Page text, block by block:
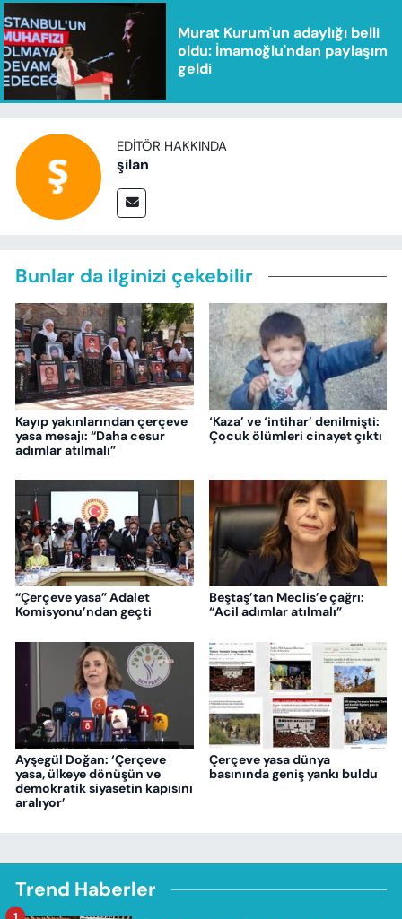
Murat Kurum'un adaylığı belli
oldu: İmamoğlu'ndan paylaşım
geldi
EDITÖR HAKKINDA
şilan
Bunlar da ilginizi çekebilir
Kayıp yakınlarından çerçeve
yasa mesajı: “Daha cesur
adımlar atılmalı”
‘Kaza’ ve ‘intihar’ denilmişti:
Çocuk ölümleri cinayet çıktı
“Çerçeve yasa” Adalet
Komisyonu’ndan geçti
Beştaş’tan Meclis’e çağrı:
“Acil adımlar atılmalı”
Ayşegül Doğan: ‘Çerçeve
yasa, ülkeye dönüşün ve
demokratik siyasetin kapısını
aralıyor’
Çerçeve yasa dünya
basınında geniş yankı buldu
Trend Haberler
1